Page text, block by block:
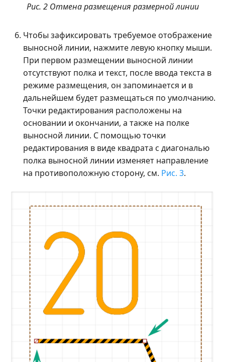
Рис. 2 Отмена размещения размерной линии
Чтобы зафиксировать требуемое отображение
выносной линии, нажмите левую кнопку мыши.
При первом размещении выносной линии
отсутствуют полка и текст, после ввода текста в
режиме размещения, он запоминается и в
дальнейшем будет размещаться по умолчанию.
Точки редактирования расположены на
основании и окончании, а также на полке
выносной линии. С помощью точки
редактирования в виде квадрата с диагональю
полка выносной линии изменяет направление
на противоположную сторону, см. Рис. 3.